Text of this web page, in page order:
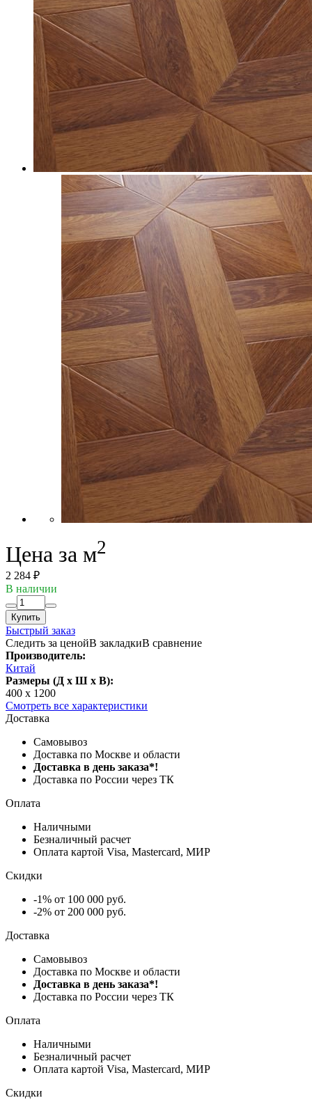
Цена за м2
2 284 ₽
В наличии
Купить
Быстрый заказ
Следить за ценойВ закладкиВ сравнение
Производитель:
Китай
Размеры (Д x Ш x В):
400 x 1200
Смотреть все характеристики
Доставка
Самовывоз
Доставка по Москве и области
Доставка в день заказа*!
Доставка по России через ТК
Оплата
Наличными
Безналичный расчет
Оплата картой Visa, Mastercard, МИР
Скидки
-1% от 100 000 руб.
-2% от 200 000 руб.
Доставка
Самовывоз
Доставка по Москве и области
Доставка в день заказа*!
Доставка по России через ТК
Оплата
Наличными
Безналичный расчет
Оплата картой Visa, Mastercard, МИР
Скидки